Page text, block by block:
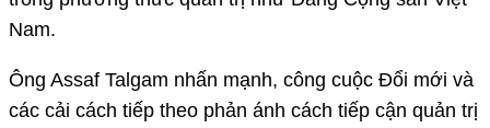
Nam.
Ông Assaf Talgam nhấn mạnh, công cuộc Đổi mới và
các cải cách tiếp theo phản ánh cách tiếp cận quản trị